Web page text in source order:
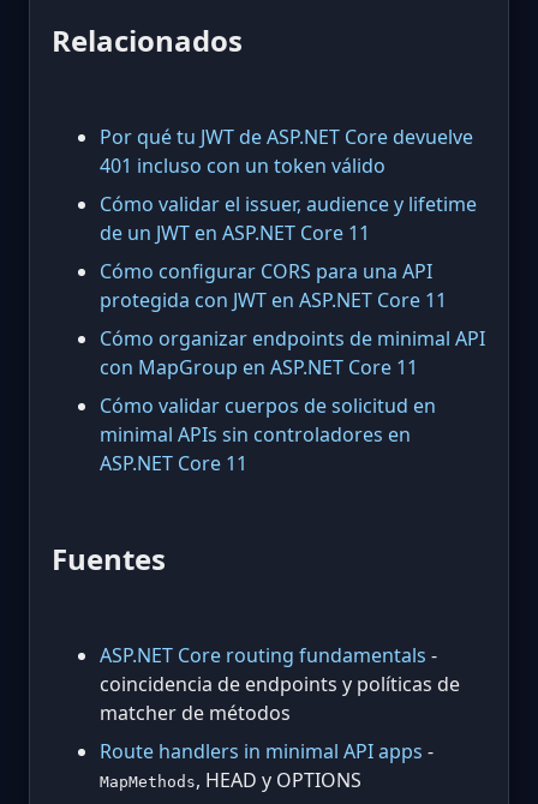
Relacionados
Por qué tu JWT de ASP.NET Core devuelve
401 incluso con un token válido
Cómo validar el issuer, audience y lifetime
de un JWT en ASP.NET Core 11
Cómo configurar CORS para una API
protegida con JWT en ASP.NET Core 11
Cómo organizar endpoints de minimal API
con MapGroup en ASP.NET Core 11
Cómo validar cuerpos de solicitud en
minimal APIs sin controladores en
ASP.NET Core 11
Fuentes
ASP.NET Core routing fundamentals -
coincidencia de endpoints y políticas de
matcher de métodos
Route handlers in minimal API apps -
MapMethods, HEAD y OPTIONS